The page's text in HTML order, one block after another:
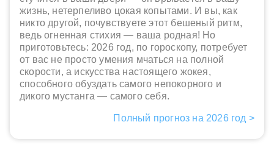
жизнь, нетерпеливо цокая копытами. И вы, как
никто другой, почувствуете этот бешеный ритм,
ведь огненная стихия — ваша родная! Но
приготовьтесь: 2026 год, по гороскопу, потребует
от вас не просто умения мчаться на полной
скорости, а искусства настоящего жокея,
способного обуздать самого непокорного и
дикого мустанга — самого себя.
Полный прогноз на 2026 год >